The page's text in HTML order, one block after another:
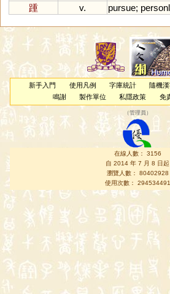
踵
v. pursue;
新手入門 使用凡例 字庫統計 隨機
鳴謝
製作單位 私隱政策 免
（管理員 ）
在線人數： 3156
自 2014 年 7 月 8 日起
瀏覽人數： 80402928
使用次數： 294534491